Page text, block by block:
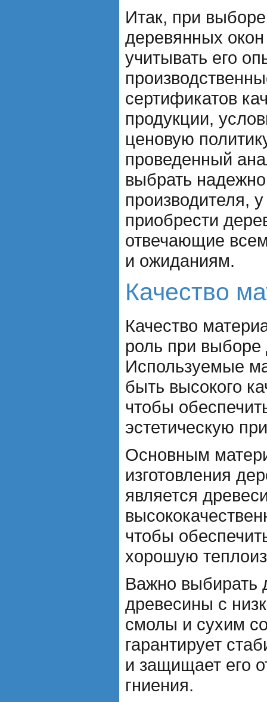
Итак, при
деревянных
учитывать его
сертификатов
продукции,
ценовую
проведенный
выбрать
производителя,
приобрести
отвечающие
и ожиданиям.
Качество
Качество
роль при
Используемые
быть высокого
чтобы
эстетическую
Основным
изготовления
является
чтобы
хорошую
Важно выбирать
древесины с
смолы и сухим
гарантирует
и защищает его
гниения.